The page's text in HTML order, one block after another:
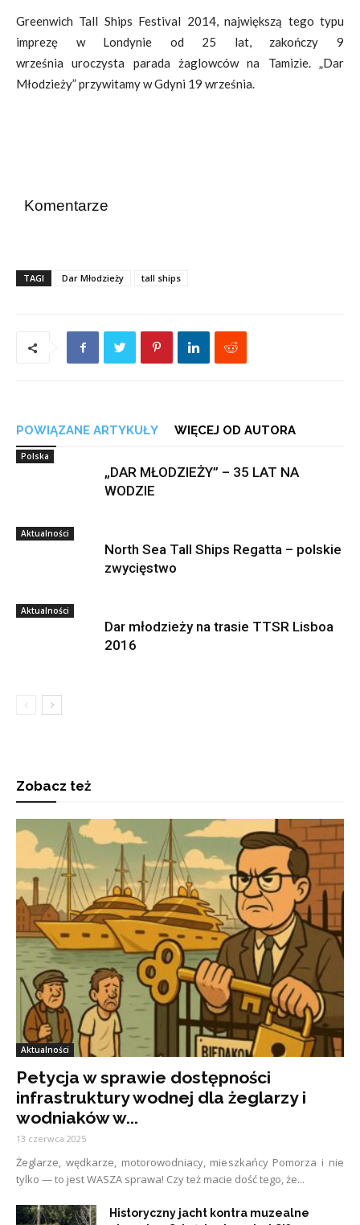
Greenwich Tall Ships Festival 2014, największą tego typu
imprezę w Londynie od 25 lat, zakończy 9
września uroczysta parada żaglowców na Tamizie. „Dar
Młodzieży” przywitamy w Gdyni 19 września.
Komentarze
TAGI Dar Młodzieży tall ships
POWIĄZANE ARTYKUŁY WIĘCEJ OD AUTORA
Polska
„DAR MŁODZIEŻY” – 35 LAT NA
WODZIE
Aktualności
North Sea Tall Ships Regatta – polskie
zwycięstwo
Aktualności
Dar młodzieży na trasie TTSR Lisboa
2016
Zobacz też
Aktualności
Petycja w sprawie dostępności
infrastruktury wodnej dla żeglarzy i
wodniaków w...
13 czerwca 2025
Żeglarze, wędkarze, motorowodniacy, mieszkańcy Pomorza i nie
tylko — to jest WASZA sprawa! Czy też macie dość tego, że...
Historyczny jacht kontra muzealne